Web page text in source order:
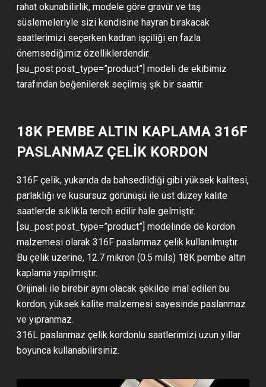
rahat okunabilirlik, modele göre gravür ve taş
süslemeleriyle sizi kendisine hayran bırakacak
saatlerimizi seçerken kadran işçiliği en fazla
önemsediğimiz özelliklerdendir.
[su_post post_type=”product”] modeli de ekibimiz
tarafından beğenilerek seçilmiş şık bir saattir.
18K PEMBE ALTIN KAPLAMA 316F
PASLANMAZ ÇELİK KORDON
316F çelik, yukarıda da bahsedildiği gibi yüksek kalitesi,
parlaklığı ve kusursuz görünüşü ile üst düzey kalite
saatlerde sıklıkla tercih edilir hale gelmiştir.
[su_post post_type=”product”] modelinde de kordon
malzemesi olarak 316F paslanmaz çelik kullanılmıştır.
Bu çelik üzerine, 12.7 mikron (0.5 mils) 18K pembe altın
kaplama yapılmıştır.
Orijinali ile birebir aynı olacak şekilde imal edilen bu
kordon, yüksek kalite malzemesi sayesinde paslanmaz
ve yıpranmaz.
316L paslanmaz çelik kordonlu saatlerimizi uzun yıllar
boyunca kullanabilirsiniz.